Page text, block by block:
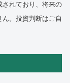
されており、将来の
。投資判断はご自